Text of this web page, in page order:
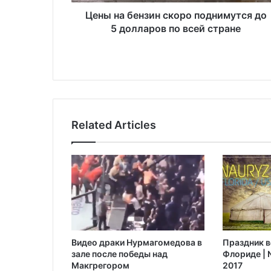
о
о
д
н
и
м
у
т
с
д
о
5
Цены на бензин скоро поднимутся до
5 долларов по всей стране
Related Articles
Видео драки Нурмагомедова в
зале после победы над
Макгрегором‍
Праздник
Флориде |
2017